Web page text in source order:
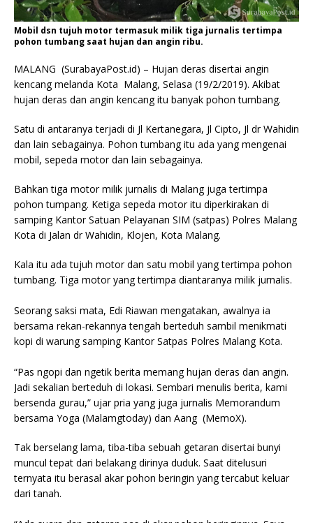
Mobil dsn tujuh motor termasuk milik tiga jurnalis tertimpa
pohon tumbang saat hujan dan angin ribu.
MALANG (SurabayaPost.id) – Hujan deras disertai angin
kencang melanda Kota Malang, Selasa (19/2/2019). Akibat
hujan deras dan angin kencang itu banyak pohon tumbang.
Satu di antaranya terjadi di Jl Kertanegara, Jl Cipto, Jl dr Wahidin
dan lain sebagainya. Pohon tumbang itu ada yang mengenai
mobil, sepeda motor dan lain sebagainya.
Bahkan tiga motor milik jurnalis di Malang juga tertimpa
pohon tumpang. Ketiga sepeda motor itu diperkirakan di
samping Kantor Satuan Pelayanan SIM (satpas) Polres Malang
Kota di Jalan dr Wahidin, Klojen, Kota Malang.
Kala itu ada tujuh motor dan satu mobil yang tertimpa pohon
tumbang. Tiga motor yang tertimpa diantaranya milik jurnalis.
Seorang saksi mata, Edi Riawan mengatakan, awalnya ia
bersama rekan-rekannya tengah berteduh sambil menikmati
kopi di warung samping Kantor Satpas Polres Malang Kota.
“Pas ngopi dan ngetik berita memang hujan deras dan angin.
Jadi sekalian berteduh di lokasi. Sembari menulis berita, kami
bersenda gurau,” ujar pria yang juga jurnalis Memorandum
bersama Yoga (Malamgtoday) dan Aang (MemoX).
Tak berselang lama, tiba-tiba sebuah getaran disertai bunyi
muncul tepat dari belakang dirinya duduk. Saat ditelusuri
ternyata itu berasal akar pohon beringin yang tercabut keluar
dari tanah.